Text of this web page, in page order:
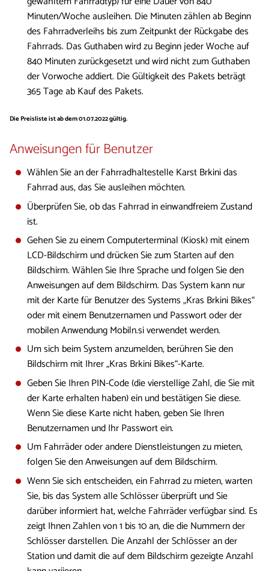
Minuten/Woche ausleihen. Die Minuten zählen ab Beginn
des Fahrradverleihs bis zum Zeitpunkt der Rückgabe des
Fahrrads. Das Guthaben wird zu Beginn jeder Woche auf
840 Minuten zurückgesetzt und wird nicht zum Guthaben
der Vorwoche addiert. Die Gültigkeit des Pakets beträgt
365 Tage ab Kauf des Pakets.
​Die Preisliste ist ab dem 01.07.2022 gültig.
Anweisungen für Benutzer
Wählen Sie an der Fahrradhaltestelle Karst Brkini das
Fahrrad aus, das Sie ausleihen möchten.
Überprüfen Sie, ob das Fahrrad in einwandfreiem Zustand
ist.
Gehen Sie zu einem Computerterminal (Kiosk) mit einem
LCD-Bildschirm und drücken Sie zum Starten auf den
Bildschirm. Wählen Sie Ihre Sprache und folgen Sie den
Anweisungen auf dem Bildschirm. Das System kann nur
mit der Karte für Benutzer des Systems „Kras Brkini Bikes“
oder mit einem Benutzernamen und Passwort oder der
mobilen Anwendung Mobiln.si verwendet werden.
Um sich beim System anzumelden, berühren Sie den
Bildschirm mit Ihrer „Kras Brkini Bikes“-Karte.
Geben Sie Ihren PIN-Code (die vierstellige Zahl, die Sie mit
der Karte erhalten haben) ein und bestätigen Sie diese.
Wenn Sie diese Karte nicht haben, geben Sie Ihren
Benutzernamen und Ihr Passwort ein.
Um Fahrräder oder andere Dienstleistungen zu mieten,
folgen Sie den Anweisungen auf dem Bildschirm.
Wenn Sie sich entscheiden, ein Fahrrad zu mieten, warten
Sie, bis das System alle Schlösser überprüft und Sie
darüber informiert hat, welche Fahrräder verfügbar sind. Es
zeigt Ihnen Zahlen von 1 bis 10 an, die die Nummern der
Schlösser darstellen. Die Anzahl der Schlösser an der
Station und damit die auf dem Bildschirm gezeigte Anzahl